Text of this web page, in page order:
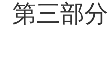
第三部分